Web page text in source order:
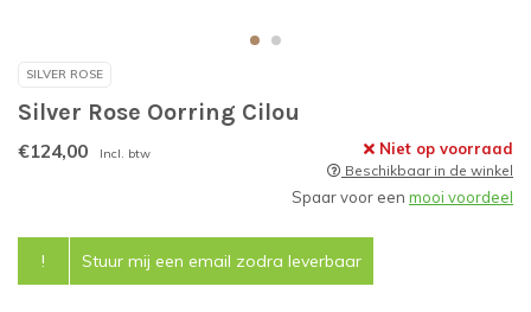
SILVER ROSE
Silver Rose Oorring Cilou
€124,00 Incl. btw Niet op voorraad
Beschikbaar in de winkel
Spaar voor een mooi voordeel
! Stuur mij een email zodra leverbaar